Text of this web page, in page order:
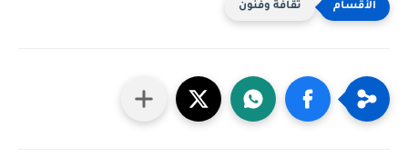
ثقافة وفنون